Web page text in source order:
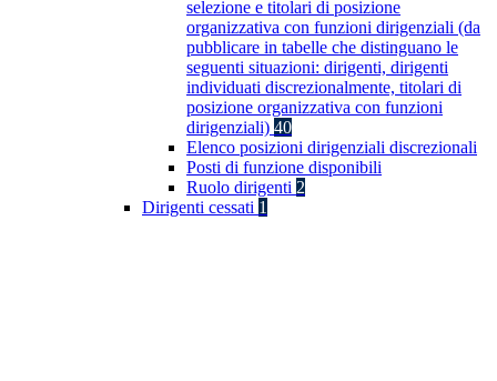
selezione e titolari di posizione
organizzativa con funzioni dirigenziali (da
pubblicare in tabelle che distinguano le
seguenti situazioni: dirigenti, dirigenti
individuati discrezionalmente, titolari di
posizione organizzativa con funzioni
dirigenziali) 40
Elenco posizioni dirigenziali discrezionali
Posti di funzione disponibili
Ruolo dirigenti 2
Dirigenti cessati 1